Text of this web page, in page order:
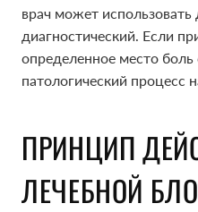
врач может
диагностический. Если
определенное место боль
патологический процесс
ПРИНЦИП
ЛЕЧЕБНОЙ